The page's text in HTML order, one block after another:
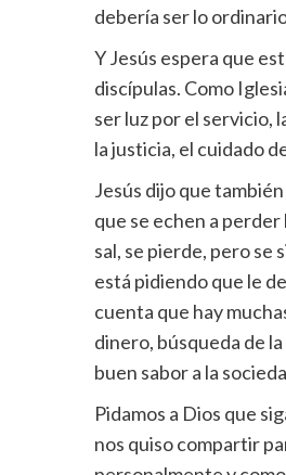
debería ser lo
Y Jesús espera que
discípulas. Como
ser luz por el servicio,
la justicia, el cuidado
Jesús dijo que
que se echen a perder
sal, se pierde, pero se
está pidiendo que le
cuenta que hay
dinero, búsqueda de
buen sabor a la
Pidamos a Dios que
nos quiso compartir